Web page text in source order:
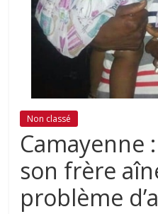
Non classé
Camayenne
son frère
problème